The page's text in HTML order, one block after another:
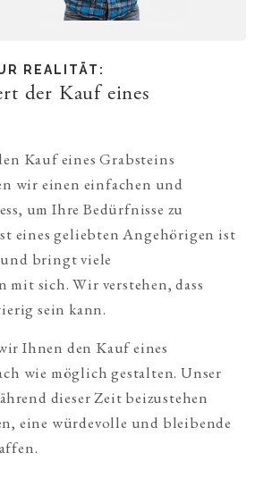
REALITÄT:
der Kauf eines
Kauf eines Grabsteins
wir einen einfachen und
um Ihre Bedürfnisse zu
eines geliebten Angehörigen ist
bringt viele
mit sich. Wir verstehen, dass
sein kann.
Ihnen den Kauf eines
wie möglich gestalten. Unser
dieser Zeit beizustehen
eine würdevolle und bleibende